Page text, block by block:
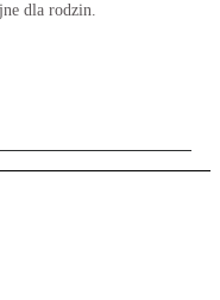
dla rodzin.